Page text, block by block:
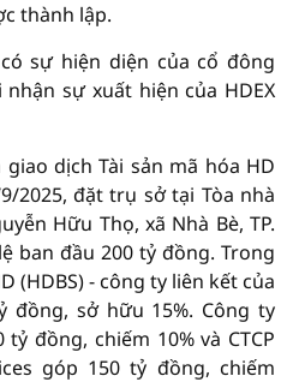
thành lập.
sự hiện diện của cổ đông
sự xuất hiện của HDEX
giao dịch Tài sản mã hóa HD
2025, đặt trụ sở tại Tòa nhà
Hữu Thọ, xã Nhà Bè, TP.
ban đầu 200 tỷ đồng. Trong
(HDBS) - công ty liên kết của
đồng, sở hữu 15%. Công ty
đồng, chiếm 10% và CTCP
góp 150 tỷ đồng, chiếm